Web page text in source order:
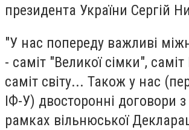
президента України Сергій
"У нас попереду важливі
- саміт "Великої сімки",
саміт світу... Також у нас
ІФ-У) двосторонні договори
рамках вільнюської